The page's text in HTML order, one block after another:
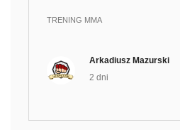
TRENING MMA
Arkadiusz Mazurski
2 dni